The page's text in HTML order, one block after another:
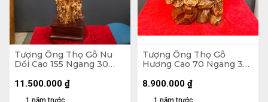
Tượng Ông Thọ Gỗ Nu
Dổi Cao 155 Ngang 30
1 năm trước
11.500.000 ₫
Tượng Ông Thọ Gỗ
Hương Cao 70 Ngang 30
1 năm trước
8.900.000 ₫